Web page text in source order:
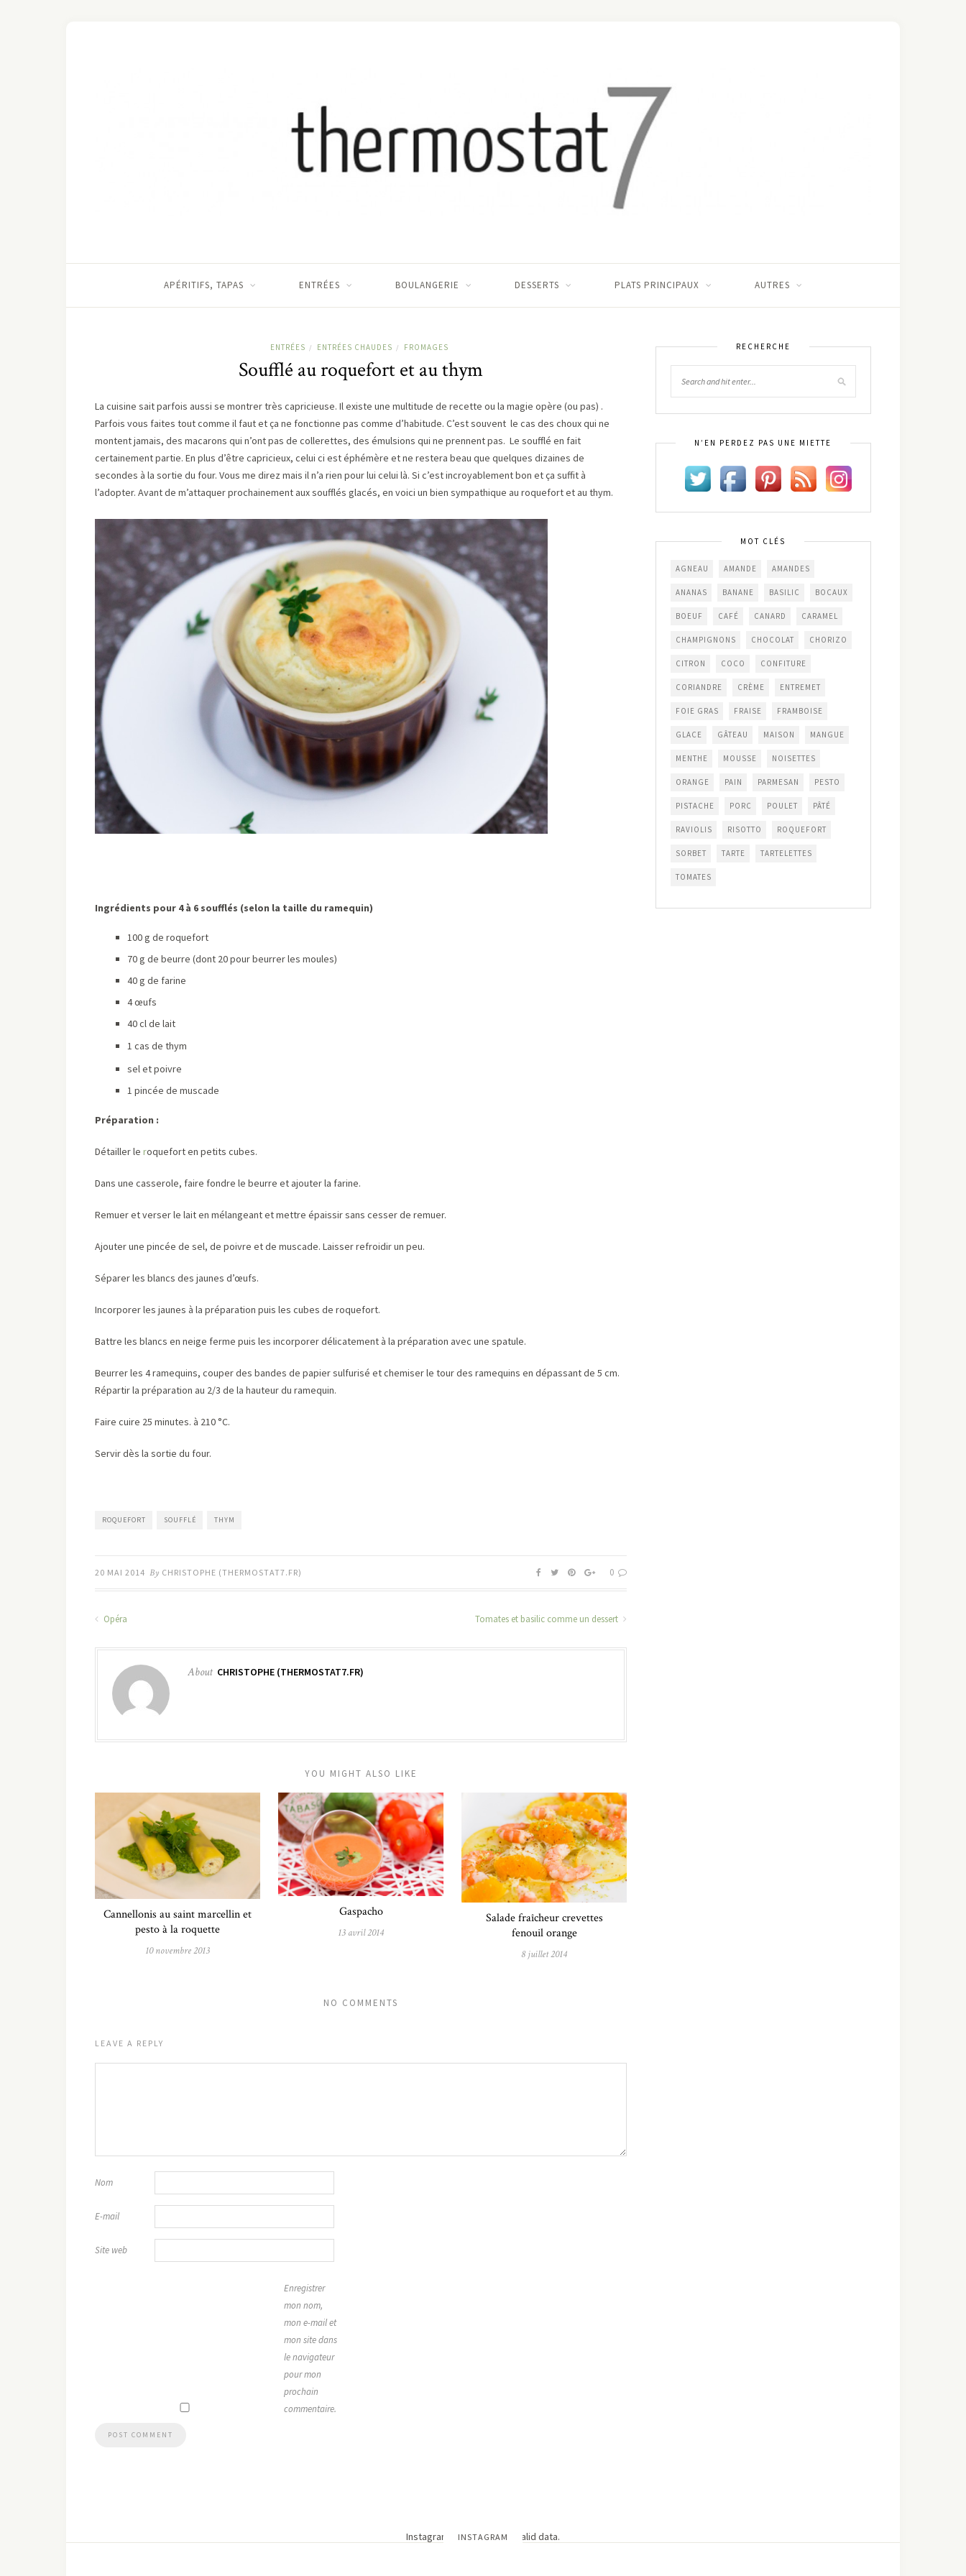
APÉRITIFS, TAPAS ENTRÉES BOULANGERIE DESSERTS PLATS PRINCIPAUX AUTRES
ENTRÉES / ENTRÉES CHAUDES / FROMAGES
Soufflé au roquefort et au thym
La cuisine sait parfois aussi se montrer très capricieuse. Il existe une multitude de recette ou la magie opère (ou pas) .
Parfois vous faites tout comme il faut et ça ne fonctionne pas comme d’habitude. C’est souvent le cas des choux qui ne
montent jamais, des macarons qui n’ont pas de collerettes, des émulsions qui ne prennent pas. Le soufflé en fait
certainement partie. En plus d’être capricieux, celui ci est éphémère et ne restera beau que quelques dizaines de
secondes à la sortie du four. Vous me direz mais il n’a rien pour lui celui là. Si c’est incroyablement bon et ça suffit à
l’adopter. Avant de m’attaquer prochainement aux soufflés glacés, en voici un bien sympathique au roquefort et au thym.
Ingrédients pour 4 à 6 soufflés (selon la taille du ramequin)
100 g de roquefort
70 g de beurre (dont 20 pour beurrer les moules)
40 g de farine
4 œufs
40 cl de lait
1 cas de thym
sel et poivre
1 pincée de muscade
Préparation :
Détailler le roquefort en petits cubes.
Dans une casserole, faire fondre le beurre et ajouter la farine.
Remuer et verser le lait en mélangeant et mettre épaissir sans cesser de remuer.
Ajouter une pincée de sel, de poivre et de muscade. Laisser refroidir un peu.
Séparer les blancs des jaunes d’œufs.
Incorporer les jaunes à la préparation puis les cubes de roquefort.
Battre les blancs en neige ferme puis les incorporer délicatement à la préparation avec une spatule.
Beurrer les 4 ramequins, couper des bandes de papier sulfurisé et chemiser le tour des ramequins en dépassant de 5 cm.
Répartir la préparation au 2/3 de la hauteur du ramequin.
Faire cuire 25 minutes. à 210 °C.
Servir dès la sortie du four.
ROQUEFORT SOUFFLÉ THYM
20 MAI 2014 By CHRISTOPHE (THERMOSTAT7.FR) 0
Opéra Tomates et basilic comme un dessert
About CHRISTOPHE (THERMOSTAT7.FR)
YOU MIGHT ALSO LIKE
Cannellonis au saint marcellin et
pesto à la roquette
10 novembre 2013
Gaspacho
13 avril 2014
Salade fraîcheur crevettes
fenouil orange
8 juillet 2014
NO COMMENTS
LEAVE A REPLY
Nom
E-mail
Site web
Enregistrer
mon nom,
mon e-mail et
mon site dans
le navigateur
pour mon
prochain
commentaire.
RECHERCHE
N’EN PERDEZ PAS UNE MIETTE
MOT CLÉS
AGNEAU AMANDE AMANDES
ANANAS BANANE BASILIC BOCAUX
BOEUF CAFÉ CANARD CARAMEL
CHAMPIGNONS CHOCOLAT CHORIZO
CITRON COCO CONFITURE
CORIANDRE CRÈME ENTREMET
FOIE GRAS FRAISE FRAMBOISE
GLACE GÂTEAU MAISON MANGUE
MENTHE MOUSSE NOISETTES
ORANGE PAIN PARMESAN PESTO
PISTACHE PORC POULET PÂTÉ
RAVIOLIS RISOTTO ROQUEFORT
SORBET TARTE TARTELETTES
TOMATES
INSTAGRAM
Instagram has returned invalid data.